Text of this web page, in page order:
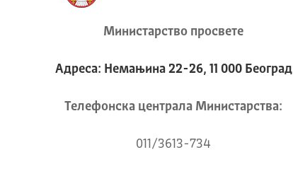
Министарство просвете
Адреса: Немањина 22-26, 11 000 Београд
Телeфонска централа Mинистарства:
011/3613-734